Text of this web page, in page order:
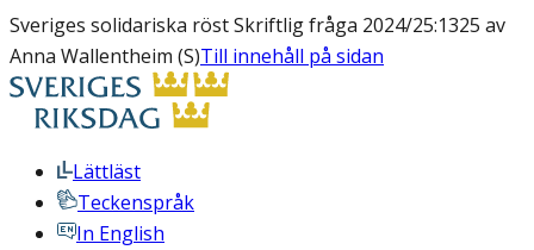
Sveriges solidariska röst Skriftlig fråga 2024/25:1325 av
Anna Wallentheim (S)Till innehåll på sidan
Lättläst
Teckenspråk
In English